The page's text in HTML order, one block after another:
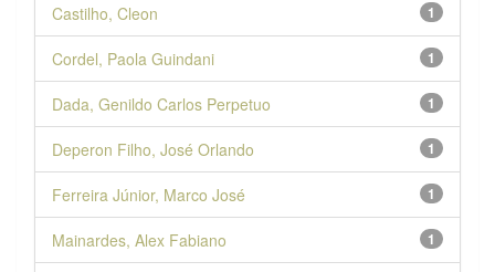
1
Castilho, Cleon
1
Cordel, Paola Guindani
1
Dada, Genildo Carlos Perpetuo
1
Deperon Filho, José Orlando
1
Ferreira Júnior, Marco José
1
Mainardes, Alex Fabiano